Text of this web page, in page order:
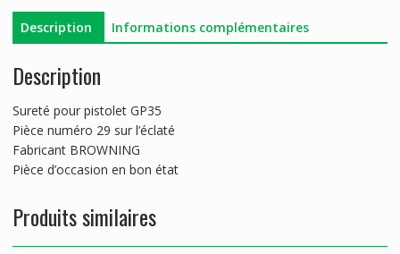
Description Informations complémentaires
Description
Sureté pour pistolet GP35
Pièce numéro 29 sur l’éclaté
Fabricant BROWNING
Pièce d’occasion en bon état
Produits similaires